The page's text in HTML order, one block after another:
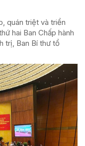
quán triệt và triển
hai Ban Chấp hành
trị, Ban Bí thư tổ